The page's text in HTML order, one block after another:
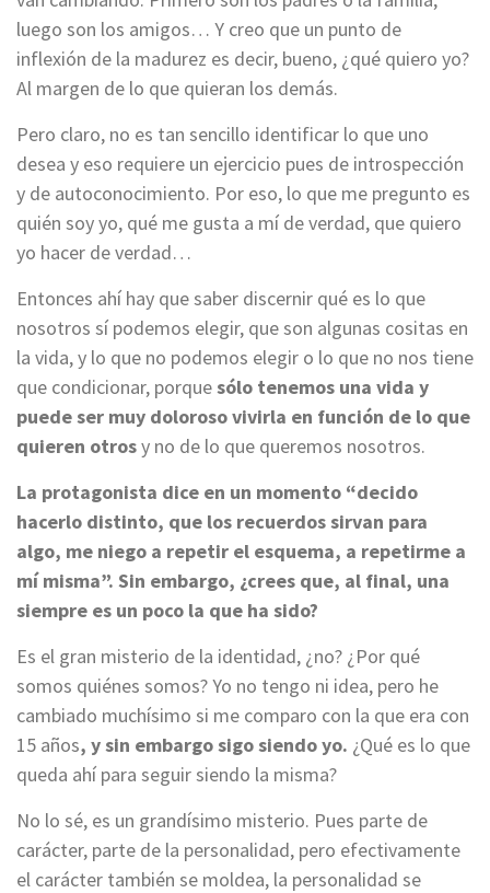
luego son los amigos… Y creo que un punto de
inflexión de la madurez es decir, bueno, ¿qué quiero yo?
Al margen de lo que quieran los demás.
Pero claro, no es tan sencillo identificar lo que uno
desea y eso requiere un ejercicio pues de introspección
y de autoconocimiento. Por eso, lo que me pregunto es
quién soy yo, qué me gusta a mí de verdad, que quiero
yo hacer de verdad…
Entonces ahí hay que saber discernir qué es lo que
nosotros sí podemos elegir, que son algunas cositas en
la vida, y lo que no podemos elegir o lo que no nos tiene
que condicionar, porquesólo tenemos una vida y
puede ser muy doloroso vivirla en función de lo que
quieren otrosy no de lo que queremos nosotros.
La protagonista dice en un momento “decido
hacerlo distinto, que los recuerdos sirvan para
algo, me niego a repetir el esquema, a repetirme a
mí misma”. Sin embargo, ¿crees que, al final, una
siempre es un poco la que ha sido?
Es el gran misterio de la identidad, ¿no? ¿Por qué
somos quiénes somos? Yo no tengo ni idea, pero he
cambiado muchísimo si me comparo con la que era con
15 años, y sin embargo sigo siendo yo. ¿Qué es lo que
queda ahí para seguir siendo la misma?
No lo sé, es un grandísimo misterio. Pues parte de
carácter, parte de la personalidad, pero efectivamente
el carácter también se moldea, la personalidad se